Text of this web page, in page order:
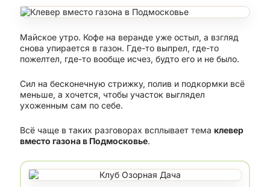
Майское утро. Кофе на веранде уже остыл, а взгляд
снова упирается в газон. Где-то выпрел, где-то
пожелтел, где-то вообще исчез, будто его и не было.
Сил на бесконечную стрижку, полив и подкормки всё
меньше, а хочется, чтобы участок выглядел
ухоженным сам по себе.
Всё чаще в таких разговорах всплывает тема клевер
вместо газона в Подмосковье.